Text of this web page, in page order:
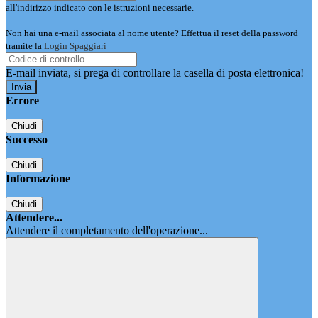
all'indirizzo indicato con le istruzioni necessarie.
Non hai una e-mail associata al nome utente? Effettua il reset della password
tramite la Login Spaggiari
E-mail inviata, si prega di controllare la casella di posta elettronica!
Errore
Chiudi
Successo
Chiudi
Informazione
Chiudi
Attendere...
Attendere il completamento dell'operazione...